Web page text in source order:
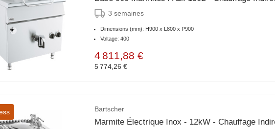
3 semaines
Dimensions (mm): H900 x L800 x P900
Voltage: 400
4 811,88 €
5 774,26 €
Bartscher
Marmite Électrique Inox - 12kW - Chauffage